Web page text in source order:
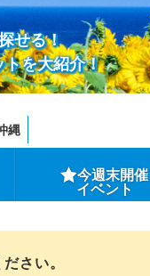
せる！
を大紹介！
縄
今週末開催
イベント
さい。